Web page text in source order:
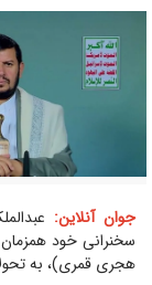
جوان آنلاین:
هجری قمری)، به